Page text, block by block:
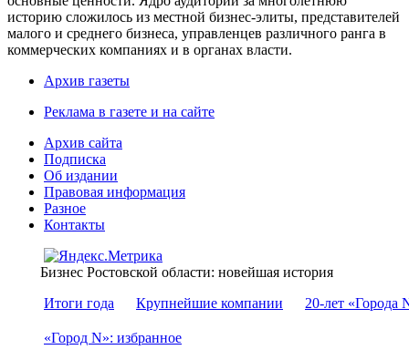
историю сложилось из местной бизнес-элиты, представителей
малого и среднего бизнеса, управленцев различного ранга в
коммерческих компаниях и в органах власти.
Архив газеты
Реклама в газете и на сайте
Архив сайта
Подписка
Об издании
Правовая информация
Разное
Контакты
Бизнес Ростовской области: новейшая история
Итоги года
Крупнейшие компании 20-лет «Города
«Город N»: избранное